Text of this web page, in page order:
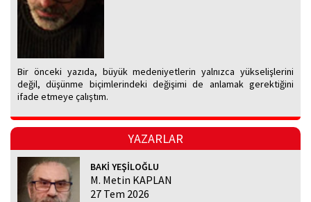
Bir önceki yazıda, büyük medeniyetlerin yalnızca yükselişlerini
değil, düşünme biçimlerindeki değişimi de anlamak gerektiğini
ifade etmeye çalıştım.
YAZARLAR
BAKİ YEŞİLOĞLU
M. Metin KAPLAN
27 Tem 2026